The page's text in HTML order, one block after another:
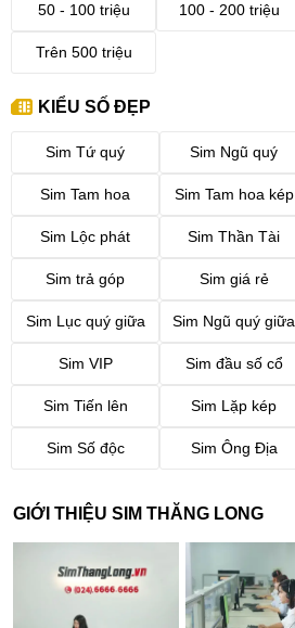
50 - 100 triệu 100 - 200 triệu
Trên 500 triệu
KIỂU SỐ ĐẸP
Sim Tứ quý Sim Ngũ quý
Sim Tam hoa Sim Tam hoa kép
Sim Lộc phát Sim Thần Tài
Sim trả góp Sim giá rẻ
Sim Lục quý giữa Sim Ngũ quý giữa
Sim VIP Sim đầu số cổ
Sim Tiến lên Sim Lặp kép
Sim Số độc Sim Ông Địa
GIỚI THIỆU SIM THĂNG LONG